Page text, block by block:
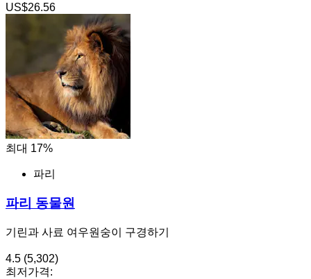
US$26.56
최대 17%
파리
파리 동물원
기린과 사료 여우원숭이 구경하기
4.5 (5,302)
최저가격: